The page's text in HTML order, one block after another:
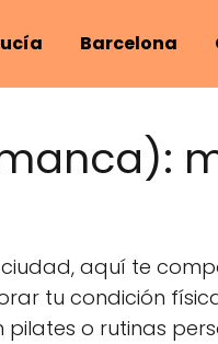
Barcelona
aquí te
tu condición
o rutinas